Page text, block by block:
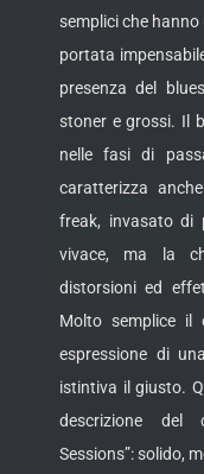
semplici che
portata
presenza del
stoner e grossi. Il
nelle fasi di
caratterizza
freak, invasato di
vivace, ma la
distorsioni ed
Molto semplice il
espressione di
istintiva il giusto.
descrizione del
Sessions”: solido,